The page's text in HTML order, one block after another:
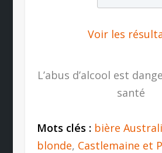
Voir les
L’abus d’alcool est
santé
Mots clés : bière
blonde, Castlemaine et